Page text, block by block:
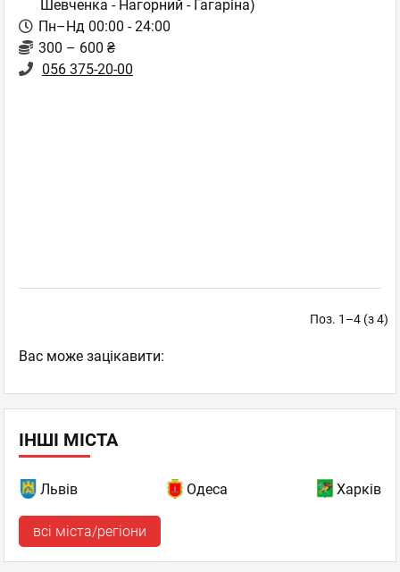
Шевченка - Нагорний - Гагаріна)
Пн–Нд 00:00 - 24:00
300 – 600 ₴
056 375-20-00
Поз. 1–4 (з 4)
Вас може зацікавити:
ІНШІ МІСТА
Львів Одеса Харків
всі міста/регіони